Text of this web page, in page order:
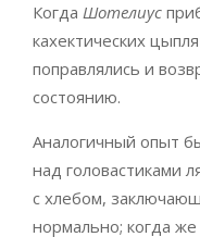
Когда Шотелиус
кахектических
поправлялись и
состоянию.
Аналогичный опыт
над головастиками
с хлебом,
нормально; когда